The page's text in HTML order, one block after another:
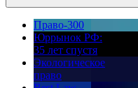
Право-300
Юррынок РФ:
35 лет спустя
Экологическое
право